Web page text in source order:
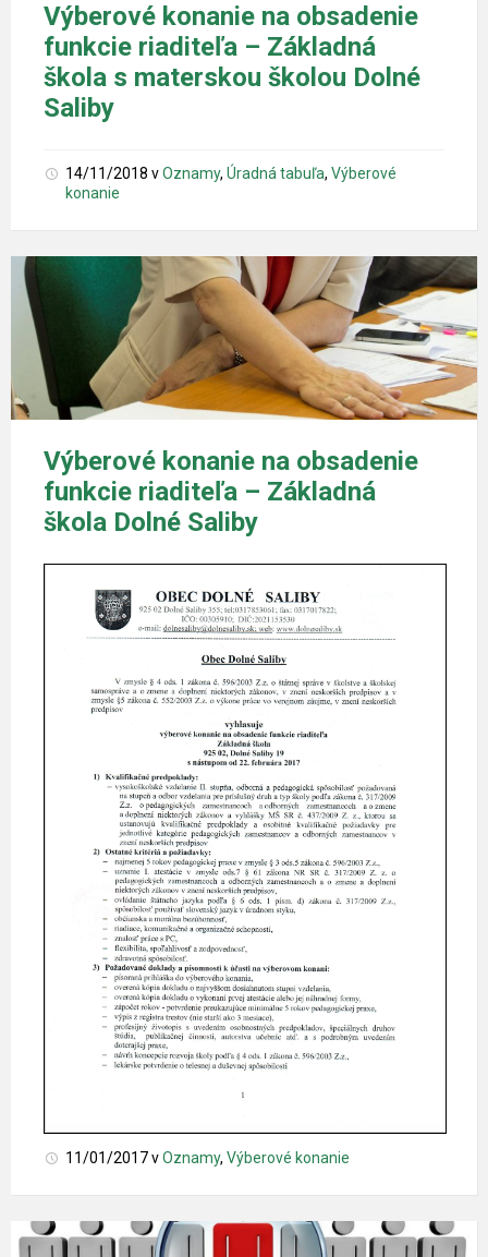
Výberové konanie na obsadenie
funkcie riaditeľa – Základná
škola s materskou školou Dolné
Saliby
14/11/2018 vOznamy, Úradná tabuľa, Výberové
konanie
Výberové konanie na obsadenie
funkcie riaditeľa – Základná
škola Dolné Saliby
11/01/2017vOznamy, Výberové konanie